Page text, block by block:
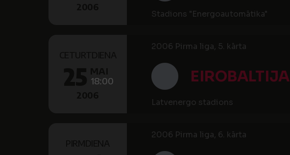
Stadions "Energoautomātika"
18:00
2006 Pirma liga, 5. kārta
EIROBALTIJA
Latvenergo stadions
2006 Pirma liga, 6. kārta